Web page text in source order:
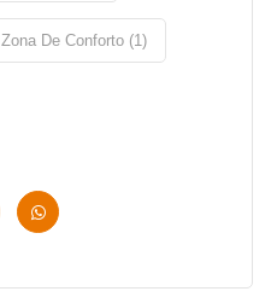
Zona De Conforto (1)